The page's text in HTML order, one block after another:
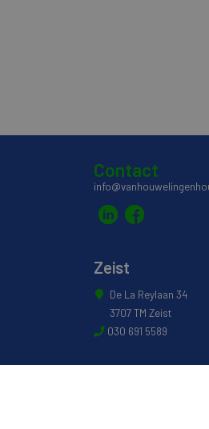
Contact
Zeist
De La Reylaan 34
3707 TM Zeist
030 691 5589